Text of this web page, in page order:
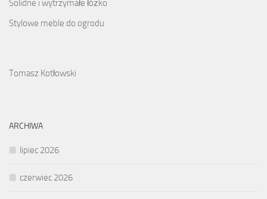
Solidne i wytrzymałe łóżko
Stylowe meble do ogrodu
Tomasz Kotłowski
ARCHIWA
lipiec 2026
czerwiec 2026